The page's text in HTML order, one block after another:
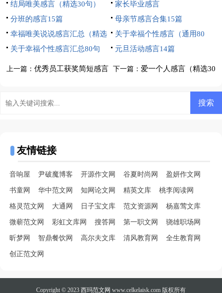
结局唯美感言（精选30句）
家长毕业感言
分班的感言15篇
母亲节感言合集15篇
幸福唯美说说感言汇总（精选
100句）
关于幸福个性感言（通用80
句）
关于幸福个性感言汇总80句 元旦活动感言14篇
上一篇：优秀员工获奖简短感言 下一篇： 爱一个人感言（精选30
友情链接
音响屋 尹破魔博客 开源作文网 谷夏时尚网 盈妍作文网
书童网 华中范文网 知网论文网 精英文库 桃李阅读网
格灵范文网 大通网 日子宝文库 范文资源网 杨嘉莺文库
微蕲范文网 彩虹文库网 搜答网 第一职文网 骁雄职场网
昕梦网 智鼎餐饮网 高尔夫文库 清风教育网 全生教育网
创正范文网
Copyright © 2023 西玛范文网 www.celkelaisk.com 版权所有